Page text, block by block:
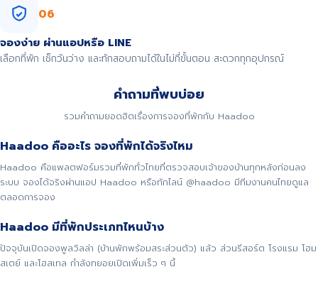
06
จองง่าย ผ่านแอปหรือ LINE
เลือกที่พัก เช็กวันว่าง และทักสอบถามได้ในไม่กี่ขั้นตอน สะดวกทุกอุปกรณ์
คำถามที่พบบ่อย
รวมคำถามยอดฮิตเรื่องการจองที่พักกับ Haadoo
Haadoo คืออะไร จองที่พักได้จริงไหม
Haadoo คือแพลตฟอร์มรวมที่พักทั่วไทยที่ตรวจสอบเจ้าของบ้านทุกหลังก่อนลง
ระบบ จองได้จริงผ่านแอป Haadoo หรือทักไลน์ @haadoo มีทีมงานคนไทยดูแล
ตลอดการจอง
Haadoo มีที่พักประเภทไหนบ้าง
ปัจจุบันเปิดจองพูลวิลล่า (บ้านพักพร้อมสระส่วนตัว) แล้ว ส่วนรีสอร์ต โรงแรม โฮม
สเตย์ และโฮสเทล กำลังทยอยเปิดเพิ่มเร็ว ๆ นี้